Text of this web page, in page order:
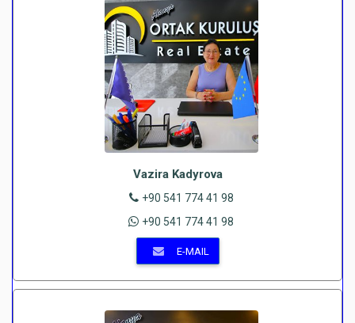
Vazira Kadyrova
+90 541 774 41 98
+90 541 774 41 98
E-MAIL